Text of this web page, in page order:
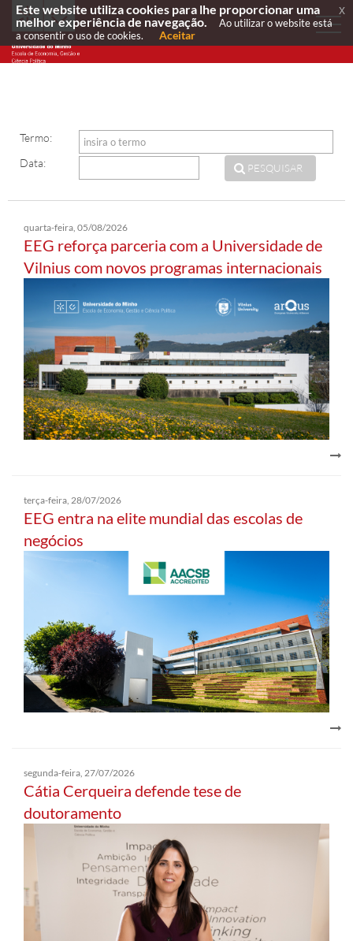
Termo:
Data:
PESQUISAR
quarta-feira, 05/08/2026
EEG reforça parceria com a Universidade de
Vilnius com novos programas internacionais
terça-feira, 28/07/2026
EEG entra na elite mundial das escolas de
negócios
segunda-feira, 27/07/2026
Cátia Cerqueira defende tese de
doutoramento
Este website utiliza cookies para lhe proporcionar uma
melhor experiência de navegação.
Ao utilizar o website está
a consentir o uso de cookies.
Aceitar
x